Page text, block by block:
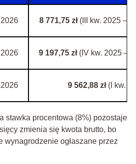
8 771,75 zł(III kw. 2025 –
9 197,75 zł(IV kw. 2025 –
9 562,88 zł(I kw.
stawka procentowa (8%) pozostaje
zmienia się kwota brutto, bo
wynagrodzenie ogłaszane przez